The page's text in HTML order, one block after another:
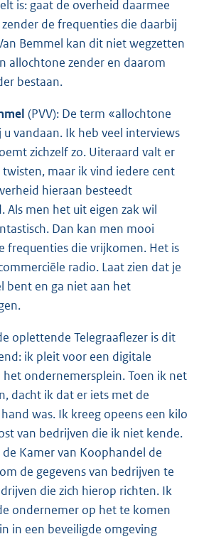
is: gaat de overheid daarmee
de frequenties die daarbij
Bemmel kan dit niet wegzetten
allochtone zender en daarom
bestaan.
(PVV): De term «allochtone
vandaan. Ik heb veel interviews
zichzelf zo. Uiteraard valt er
maar ik vind iedere cent
hieraan besteedt
Als men het uit eigen zak wil
Dan kan men mooi
frequenties die vrijkomen. Het is
radio. Laat zien dat je
bent en ga niet aan het
oplettende Telegraaflezer is dit
ik pleit voor een digitale
ondernemersplein. Toen ik net
dacht ik dat er iets met de
was. Ik kreeg opeens een kilo
van bedrijven die ik niet kende.
Kamer van Koophandel de
de gegevens van bedrijven te
die zich hierop richten. Ik
ondernemer op het te komen
in een beveiligde omgeving